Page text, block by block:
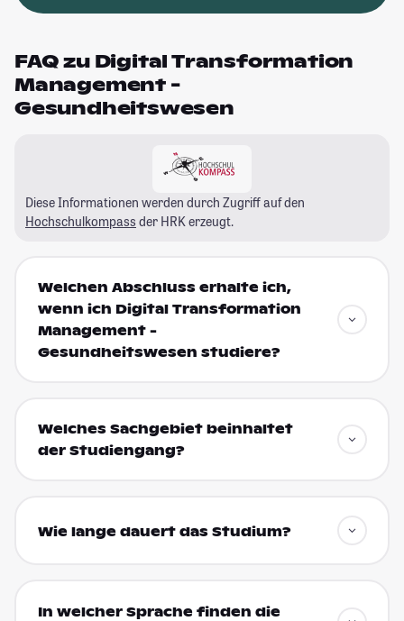
FAQ zu Digital Transformation
Management -
Gesundheitswesen
Diese Informationen werden durch Zugriff auf den
Hochschulkompass der HRK erzeugt.
Welchen Abschluss erhalte ich,
wenn ich Digital Transformation
Management -
Gesundheitswesen studiere?
Welches Sachgebiet beinhaltet
der Studiengang?
Wie lange dauert das Studium?
In welcher Sprache finden die